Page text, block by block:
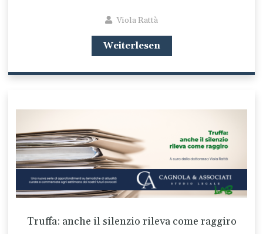
Viola Rattà
Weiterlesen
Truffa: anche il silenzio rileva come raggiro